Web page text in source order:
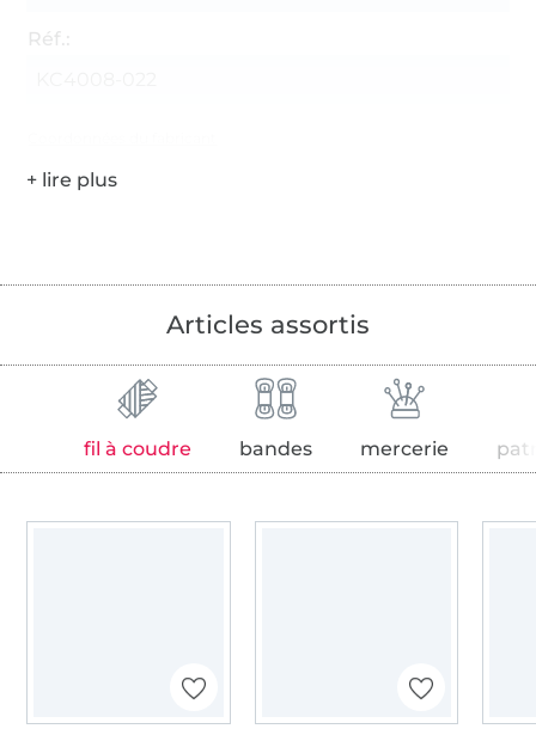
Réf.:
Articles assortis
fil à coudre bandes mercerie